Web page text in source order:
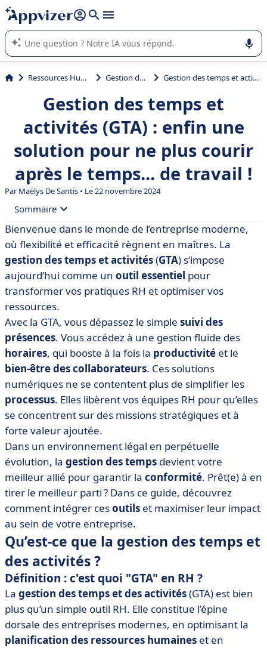
répondre (plusieurs lignes avec
L'IA de Appvizer vous guide dans l'utilisation ou la sélection de
logiciel SaaS en entreprise.
Ressources Humaines (RH) Gestion des temps Gestion des temps et activités (GTA) : enfin une solution pour ne plus courir après le temps... de travail !
Gestion des temps et
activités (GTA) : enfin une
solution pour ne plus courir
après le temps... de travail !
ParMaëlys De Santis • Le 22 novembre 2024
Sommaire
• Qu’est-ce que la gestion des temps et des activités ?
• Les 5 avantages d’une bonne gestion des temps et
activités
• Quels sont les enjeux de la gestion des temps et
activités en entreprise ?
• Le logiciel GTA au centre d’une gestion des temps
bien menée
• Entre planning, congés et activités : pourquoi la GTA
est indispensable aux entreprises du futur
Bienvenue dans le monde de l’entreprise moderne,
où flexibilité et efficacité règnent en maîtres. La
gestion des temps et activités(GTA) s’impose
aujourd’hui comme un outil essentiel pour
transformer vos pratiques RH et optimiser vos
ressources.
Avec la GTA, vous dépassez le simple suivi des
présences. Vous accédez à une gestion fluide des
horaires, qui booste à la fois la productivité et le
bien-être des collaborateurs. Ces solutions
numériques ne se contentent plus de simplifier les
processus. Elles libèrent vos équipes RH pour qu’elles
se concentrent sur des missions stratégiques et à
forte valeur ajoutée.
Dans un environnement légal en perpétuelle
évolution, la gestion des temps devient votre
meilleur allié pour garantir la conformité. Prêt(e) à en
tirer le meilleur parti ? Dans ce guide, découvrez
comment intégrer cesoutils et maximiser leur impact
au sein de votre entreprise.
Qu’est-ce que la gestion des temps et
des activités ?
Définition : c'est quoi "GTA" en RH ?
La gestion des temps et des activités(GTA) est bien
plus qu’un simple outil RH. Elle constitue l’épine
dorsale des entreprises modernes, en optimisant la
planification des ressources humaines et en